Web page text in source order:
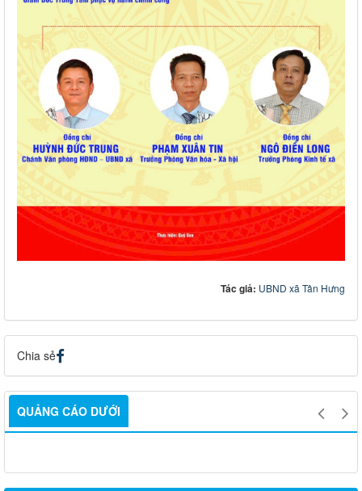
Tác giả: UBND xã Tân Hưng
Chia sẻ
QUẢNG CÁO DƯỚI